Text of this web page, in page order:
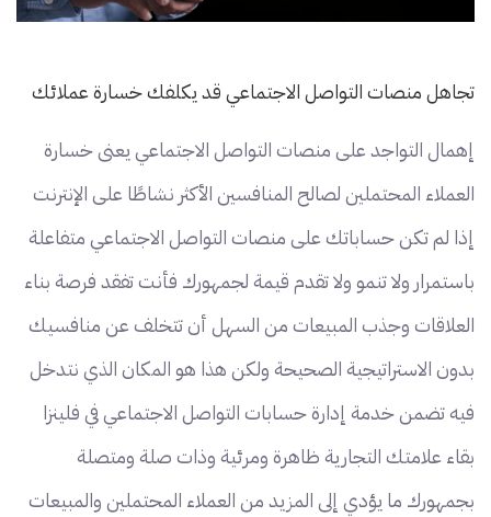
تجاهل منصات التواصل الاجتماعي قد يكلفك خسارة عملائك
إهمال التواجد على منصات التواصل الاجتماعي يعنى خسارة
العملاء المحتملين لصالح المنافسين الأكثر نشاطًا على الإنترنت
إذا لم تكن حساباتك على منصات التواصل الاجتماعي متفاعلة
باستمرار ولا تنمو ولا تقدم قيمة لجمهورك فأنت تفقد فرصة بناء
العلاقات وجذب المبيعات من السهل أن تتخلف عن منافسيك
بدون الاستراتيجية الصحيحة ولكن هذا هو المكان الذي نتدخل
فيه تضمن خدمة إدارة حسابات التواصل الاجتماعي في فلينزا
بقاء علامتك التجارية ظاهرة ومرئية وذات صلة ومتصلة
بجمهورك ما يؤدي إلى المزيد من العملاء المحتملين والمبيعات